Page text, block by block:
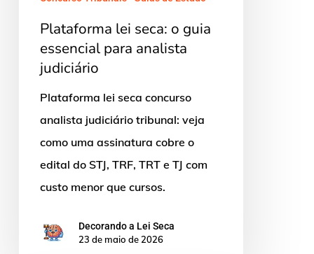
Plataforma lei seca: o guia
essencial para analista
judiciário
Plataforma lei seca concurso
analista judiciário tribunal: veja
como uma assinatura cobre o
edital do STJ, TRF, TRT e TJ com
custo menor que cursos.
Decorando a Lei Seca
23 de maio de 2026